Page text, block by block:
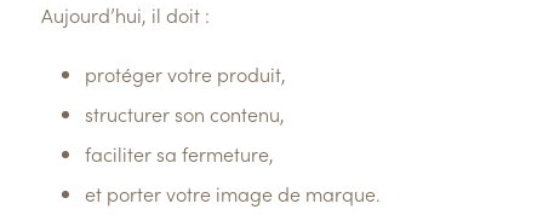
Aujourd’hui, il doit :
protéger votre produit,
structurer son contenu,
faciliter sa fermeture,
et porter votre image de marque.